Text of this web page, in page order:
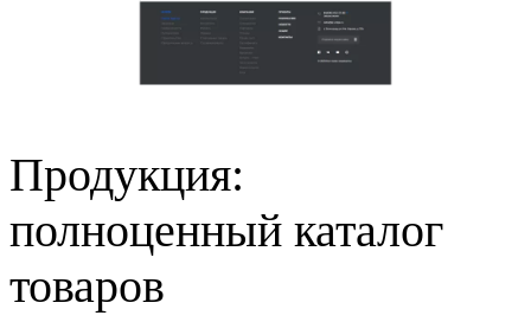
Продукция:
полноценный каталог
товаров